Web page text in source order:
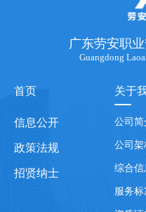
广东劳安职
Guangdong
首页
信息公开
政策法规
招贤纳士
关于
公司简
公司架
综合信
服务标